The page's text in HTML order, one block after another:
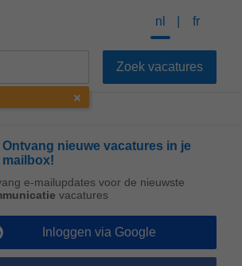
nl fr
Ontvang nieuwe vacatures in je
mailbox!
e-mailupdates voor de nieuwste
vacatures
Inloggen via Google